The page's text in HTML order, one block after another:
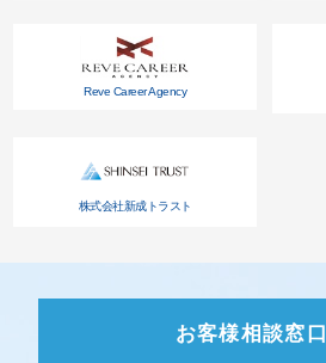
Reve Career Agency
株式会社新成トラスト
お客様相談窓口